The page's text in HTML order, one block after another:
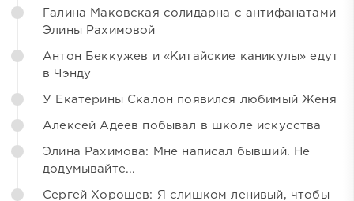
Галина Маковская солидарна с антифанатами
Элины Рахимовой
Антон Беккужев и «Китайские каникулы» едут
в Чэнду
У Екатерины Скалон появился любимый Женя
Алексей Адеев побывал в школе искусства
Элина Рахимова: Мне написал бывший. Не
додумывайте...
Сергей Хорошев: Я слишком ленивый, чтобы